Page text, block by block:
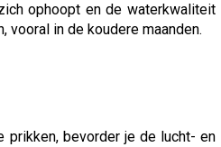
ophoopt en de waterkwaliteit
in de koudere maanden.
prikken, bevorder je de lucht- en